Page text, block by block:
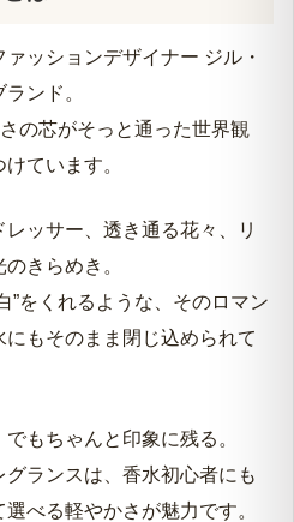
ッションデザイナー ジル・
ンド。
の芯がそっと通った世界観
ています。
ッサー、透き通る花々、リ
きらめき。
”をくれるような、そのロマン
もそのまま閉じ込められて
もちゃんと印象に残る。
ランスは、香水初心者にも
べる軽やかさが魅力です。